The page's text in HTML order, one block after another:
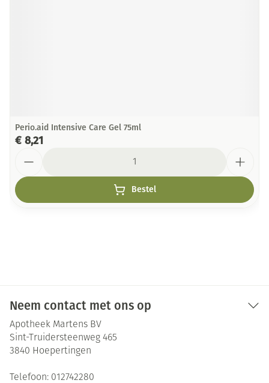
Perio.aid Intensive Care Gel 75ml
€ 8,21
Bestel
Neem contact met ons op
Apotheek Martens BV
Sint-Truidersteenweg 465
3840 Hoepertingen
Telefoon: 012742280